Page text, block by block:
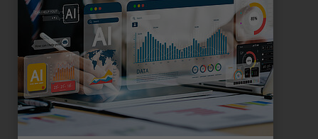
Zweck
Gilt nur für den
passwortgeschützten
Mitgliederbereich „Meine
WPK“:
Temporäres Speichern von
Informationen eines Besuchers
JSP(JavaServer Pages)